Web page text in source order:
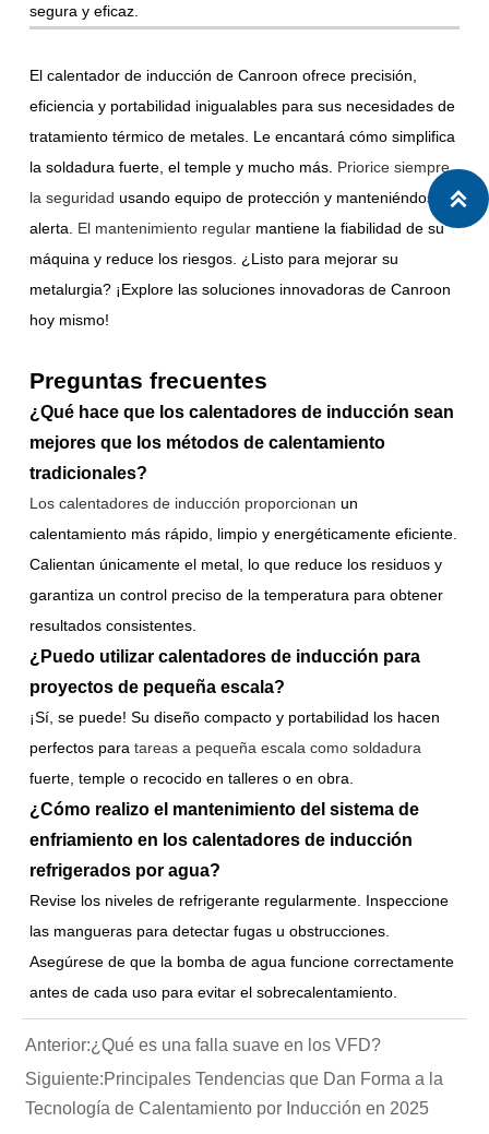
segura y eficaz.
El calentador de inducción de Canroon ofrece precisión,
eficiencia y portabilidad inigualables para sus necesidades de
tratamiento térmico de metales. Le encantará cómo simplifica
la soldadura fuerte, el temple y mucho más. Priorice siempre
la seguridad usando equipo de protección y manteniéndose
alerta.
El mantenimiento regular mantiene la fiabilidad de su
máquina y reduce los riesgos. ¿Listo para mejorar su
metalurgia? ¡Explore las soluciones innovadoras de Canroon
hoy mismo!
Preguntas frecuentes
¿Qué hace que los calentadores de inducción sean
mejores que los métodos de calentamiento
tradicionales?
Los calentadores de inducción proporcionan un
calentamiento más rápido, limpio y energéticamente eficiente.
Calientan únicamente el metal, lo que reduce los residuos y
garantiza un control preciso de la temperatura para obtener
resultados consistentes.
¿Puedo utilizar calentadores de inducción para
proyectos de pequeña escala?
¡Sí, se puede! Su diseño compacto y portabilidad los hacen
perfectos para tareas a pequeña escala como soldadura
fuerte, temple o recocido en talleres o en obra.
¿Cómo realizo el mantenimiento del sistema de
enfriamiento en los calentadores de inducción
refrigerados por agua?
Revise los niveles de refrigerante regularmente. Inspeccione
las mangueras para detectar fugas u obstrucciones.
Asegúrese de que la bomba de agua funcione correctamente
antes de cada uso para evitar el sobrecalentamiento.
Anterior:¿Qué es una falla suave en los VFD?
Siguiente:Principales Tendencias que Dan Forma a la
Tecnología de Calentamiento por Inducción en 2025
